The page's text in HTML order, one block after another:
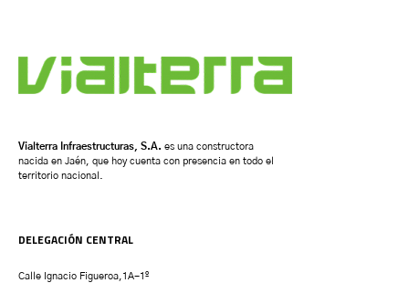
Vialterra Infraestructuras, S.A. es una constructora
nacida en Jaén, que hoy cuenta con presencia en todo el
territorio nacional.
DELEGACIÓN CENTRAL
Calle Ignacio Figueroa,1A-1º